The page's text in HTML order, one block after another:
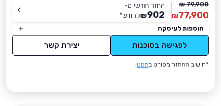
79,900 ₪
77,900
₪
החזר חודשי מ-
902
₪לחודש*
תוספות לעיסקה
לפגישה בסוכנות יצירת קשר
*חישוב ההחזר מפורט בתקנון